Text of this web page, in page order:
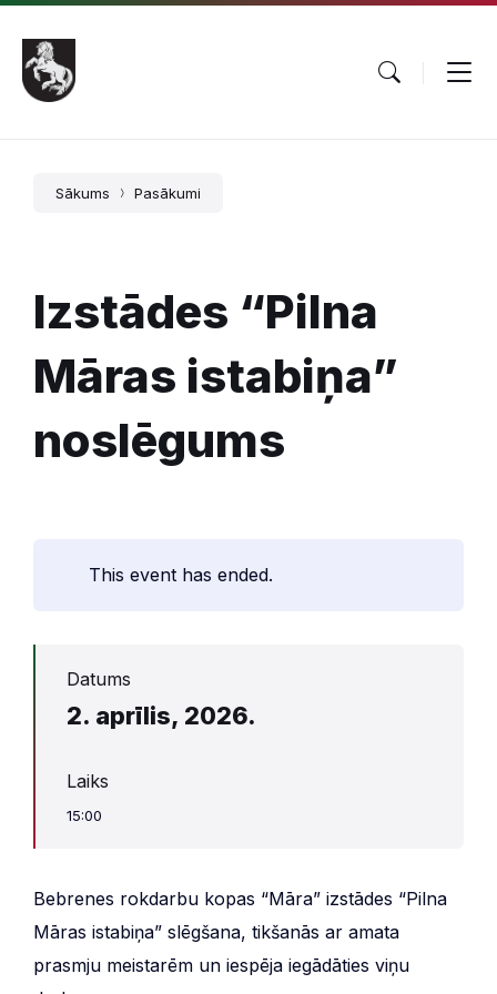
Pāriet
saturu
Skip
main
navigation
Skip
footer
Sākums Pasākumi
Izstādes “Pilna
Māras istabiņa”
noslēgums
This event has ended.
Datums
2. aprīlis, 2026.
Laiks
15:00
Bebrenes rokdarbu kopas “Māra” izstādes “Pilna
Māras istabiņa” slēgšana, tikšanās ar amata
prasmju meistarēm un iespēja iegādāties viņu